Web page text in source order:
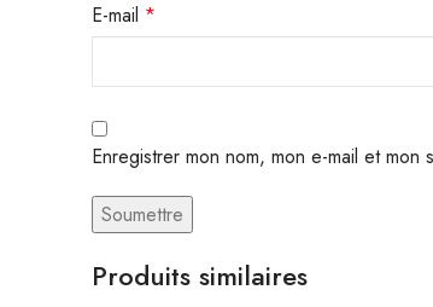
E-mail *
Enregistrer mon nom, mon e-mail et
Produits similaires